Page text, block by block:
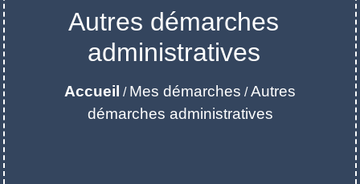
Autres démarches
administratives
Accueil / Mes démarches /Autres
démarches administratives